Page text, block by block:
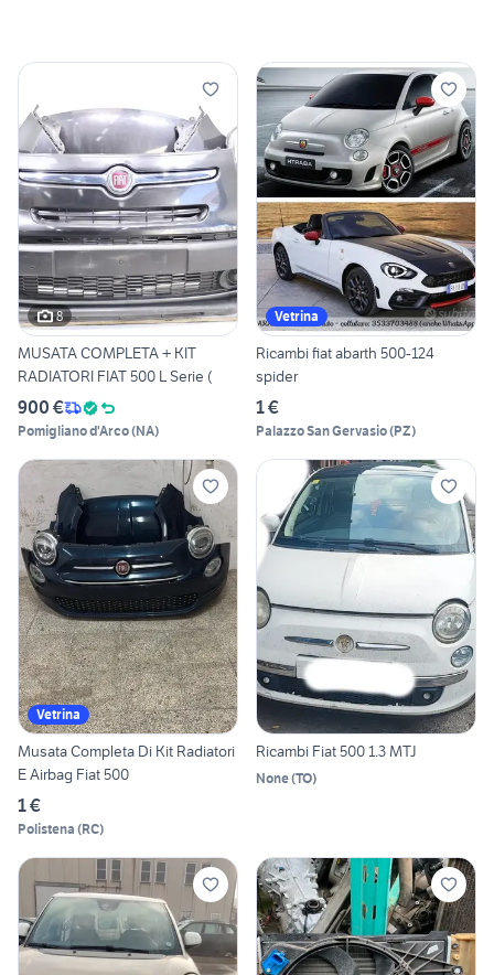
8
MUSATA COMPLETA + KIT
RADIATORI FIAT 500 L Serie (
900 €
Pomigliano d'Arco(NA)
Vetrina
Ricambi fiat abarth 500-124
spider
1 €
Palazzo San Gervasio(PZ)
Vetrina
Musata Completa Di Kit Radiatori
E Airbag Fiat 500
1 €
Polistena (RC)
Ricambi Fiat 500 1.3 MTJ
None(TO)